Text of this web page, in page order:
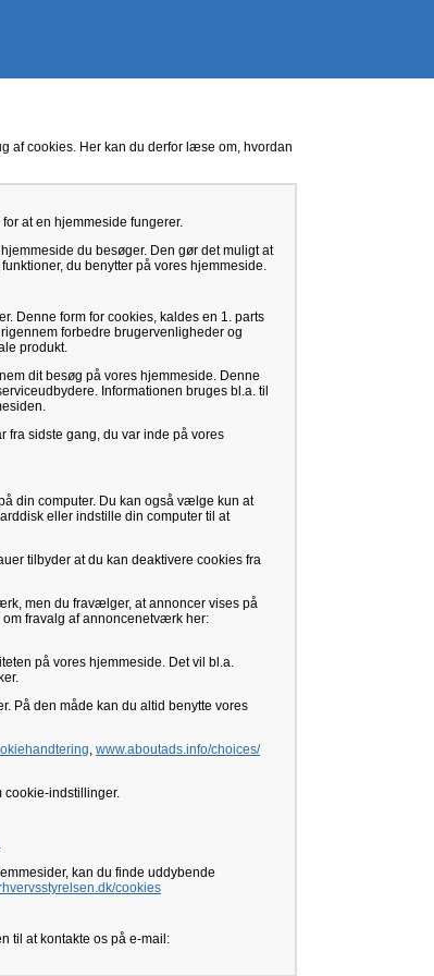
af cookies. Her kan du derfor læse om, hvordan
at en hjemmeside fungerer.
du besøger. Den gør det muligt at
du benytter på vores hjemmeside.
Denne form for cookies, kaldes en 1. parts
forbedre brugervenligheder og
produkt.
dit besøg på vores hjemmeside. Denne
Informationen bruges bl.a. til
fra sidste gang, du var inde på vores
din computer. Du kan også vælge kun at
eller indstille din computer til at
tilbyder at du kan deaktivere cookies fra
men du fravælger, at annoncer vises på
fravalg af annoncenetværk her:
på vores hjemmeside. Det vil bl.a.
På den måde kan du altid benytte vores
, www.aboutads.info/choices/
cookie-indstillinger.
.
kan du finde uddybende
cookies
til at kontakte os på e-mail: